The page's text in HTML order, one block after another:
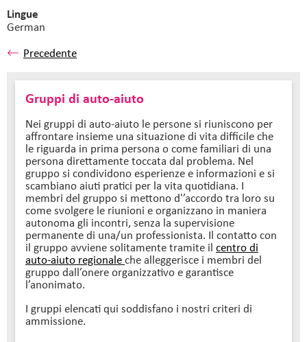
Lingue
German
Precedente
Gruppi di auto-aiuto
Nei gruppi di auto-aiuto le persone si riuniscono per
affrontare insieme una situazione di vita difficile che
le riguarda in prima persona o come familiari di una
persona direttamente toccata dal problema. Nel
gruppo si condividono esperienze e informazioni e si
scambiano aiuti pratici per la vita quotidiana. I
membri del gruppo si mettono d'’accordo tra loro su
come svolgere le riunioni e organizzano in maniera
autonoma gli incontri, senza la supervisione
permanente di una/un professionista. Il contatto con
il gruppo avviene solitamente tramite il centro di
auto-aiuto regionaleche alleggerisce i membri del
gruppo dall’onere organizzativo e garantisce
l’anonimato.
I gruppi elencati qui soddisfano i nostri criteri di
ammissione.